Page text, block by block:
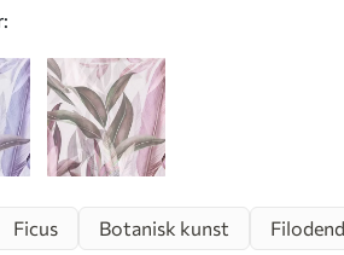
Ficus Botanisk kunst